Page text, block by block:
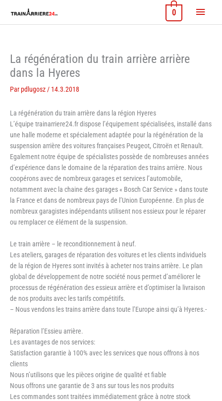
contenu
Menu
0
La régénération du train arrière arrière
dans la Hyeres
Par pdlugosz / 14.3.2018
La régénération du train arrière dans la région Hyeres
L’équipe trainarriere24.fr dispose l’équipement spécialisées, installé dans
une halle moderne et spécialement adaptée pour la régénération de la
suspension arrière des voitures françaises Peugeot, Citroën et Renault.
Egalement notre équipe de spécialistes possède de nombreuses années
d’expérience dans le domaine de la réparation des trains arrière. Nous
coopérons avec de nombreux garages et services l’automobile,
notamment avec la chaine des garages « Bosch Car Service » dans toute
la France et dans de nombreux pays de l’Union Européenne. En plus de
nombreux garagistes indépendants utilisent nos essieux pour le réparer
ou remplacer ce élément de la suspension.
Le train arrière – le reconditionnement à neuf.
Les ateliers, garages de réparation des voitures et les clients individuels
de la région de Hyeres sont invités à acheter nos trains arrière. Le plan
global de développement de notre société nous permet d’améliorer le
processus de régénération des essieux arrière et d’optimiser la livraison
de nos produits avec les tarifs compétitifs.
– Nous vendons les trains arrière dans toute l’Europe ainsi qu’à Hyeres.-
Réparation l’Essieu arrière.
Les avantages de nos services:
Satisfaction garantie à 100% avec les services que nous offrons à nos
clients
Nous n’utilisons que les pièces origine de qualité et fiable
Nous offrons une garantie de 3 ans sur tous les nos produits
Les commandes sont traitées immédiatement grâce à notre stock